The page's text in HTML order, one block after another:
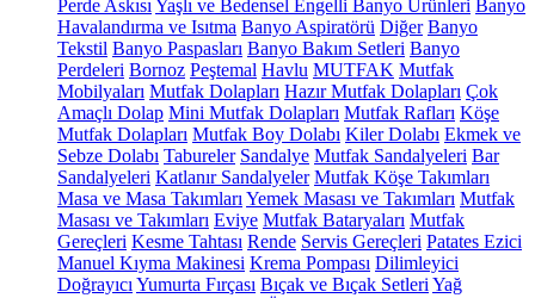
Perde Askısı Yaşlı ve Bedensel Engelli Banyo Ürünleri Banyo
Havalandırma ve Isıtma Banyo Aspiratörü Diğer Banyo
Tekstil Banyo Paspasları Banyo Bakım Setleri Banyo
Perdeleri Bornoz Peştemal Havlu MUTFAK Mutfak
Mobilyaları Mutfak Dolapları Hazır Mutfak Dolapları Çok
Amaçlı Dolap Mini Mutfak Dolapları Mutfak Rafları Köşe
Mutfak Dolapları Mutfak Boy Dolabı Kiler Dolabı Ekmek ve
Sebze Dolabı Tabureler Sandalye Mutfak Sandalyeleri Bar
Sandalyeleri Katlanır Sandalyeler Mutfak Köşe Takımları
Masa ve Masa Takımları Yemek Masası ve Takımları Mutfak
Masası ve Takımları Eviye Mutfak Bataryaları Mutfak
Gereçleri Kesme Tahtası Rende Servis Gereçleri Patates Ezici
Manuel Kıyma Makinesi Krema Pompası Dilimleyici
Doğrayıcı Yumurta Fırçası Bıçak ve Bıçak Setleri Yağ